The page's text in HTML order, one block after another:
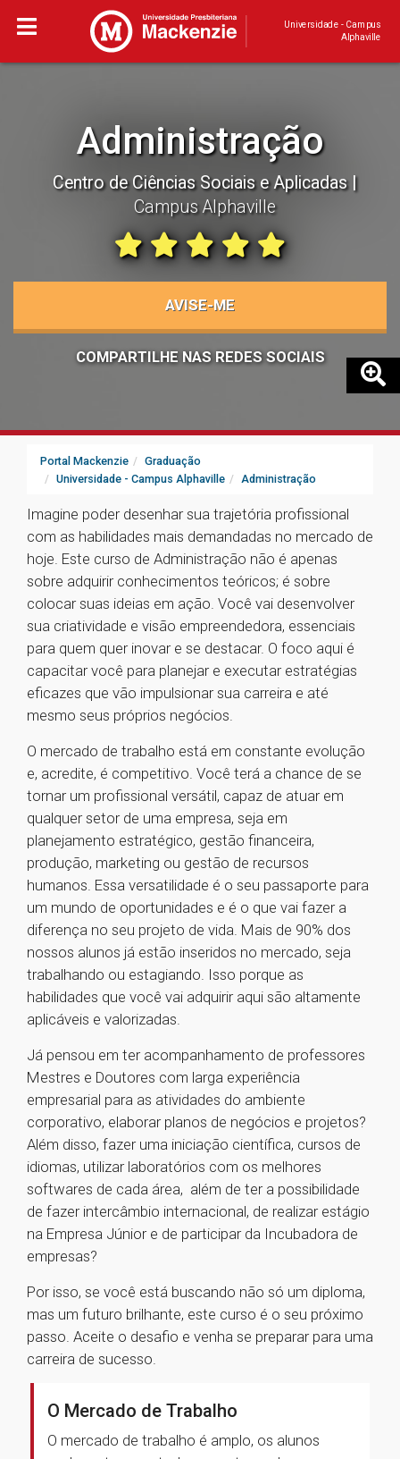
Universidade - Campus
Alphaville
Administração
Centro de Ciências Sociais e Aplicadas
Campus Alphaville
AVISE-ME
COMPARTILHE NAS REDES SOCIAIS
Portal Mackenzie
Graduação
Universidade - Campus Alphaville
Administração
Imagine poder desenhar sua trajetória profissional
com as habilidades mais demandadas no mercado de
hoje. Este curso de Administração não é apenas
sobre adquirir conhecimentos teóricos; é sobre
colocar suas ideias em ação. Você vai desenvolver
sua criatividade e visão empreendedora, essenciais
para quem quer inovar e se destacar. O foco aqui é
capacitar você para planejar e executar estratégias
eficazes que vão impulsionar sua carreira e até
mesmo seus próprios negócios.
O mercado de trabalho está em constante evolução
e, acredite, é competitivo. Você terá a chance de se
tornar um profissional versátil, capaz de atuar em
qualquer setor de uma empresa, seja em
planejamento estratégico, gestão financeira,
produção, marketing ou gestão de recursos
humanos. Essa versatilidade é o seu passaporte para
um mundo de oportunidades e é o que vai fazer a
diferença no seu projeto de vida. Mais de 90% dos
nossos alunos já estão inseridos no mercado, seja
trabalhando ou estagiando. Isso porque as
habilidades que você vai adquirir aqui são altamente
aplicáveis e valorizadas.
Já pensou em ter acompanhamento de professores
Mestres e Doutores com larga experiência
empresarial para as atividades do ambiente
corporativo, elaborar planos de negócios e projetos?
Além disso, fazer uma iniciação científica, cursos de
idiomas, utilizar laboratórios com os melhores
softwares de cada área, além de ter a possibilidade
de fazer intercâmbio internacional, de realizar estágio
na Empresa Júnior e de participar da Incubadora de
empresas?
Por isso, se você está buscando não só um diploma,
mas um futuro brilhante, este curso é o seu próximo
passo. Aceite o desafio e venha se preparar para uma
carreira de sucesso.
O Mercado de Trabalho
O mercado de trabalho é amplo, os alunos